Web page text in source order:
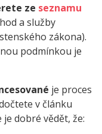
ze seznamu
a služby
zákona).
podmínkou je
je proces
v článku
je dobré vědět, že: